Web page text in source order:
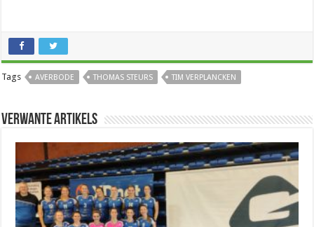
Tags AVERBODE THOMAS STEURS TIM VERPLANCKEN
Verwante artikels